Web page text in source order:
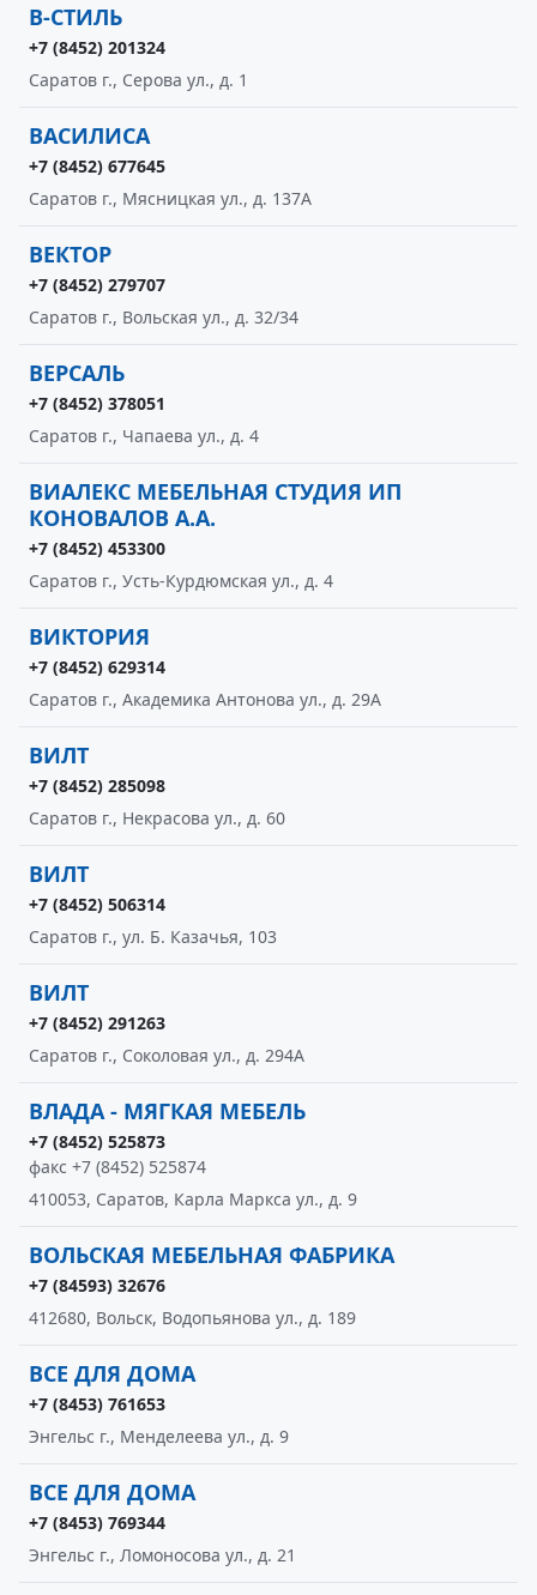
В-СТИЛЬ
+7 (8452) 201324
Саратов г., Серова ул., д. 1
ВАСИЛИСА
+7 (8452) 677645
Саратов г., Мясницкая ул., д. 137А
ВЕКТОР
+7 (8452) 279707
Саратов г., Вольская ул., д. 32/34
ВЕРСАЛЬ
+7 (8452) 378051
Саратов г., Чапаева ул., д. 4
ВИАЛЕКС МЕБЕЛЬНАЯ СТУДИЯ ИП
КОНОВАЛОВ А.А.
+7 (8452) 453300
Саратов г., Усть-Курдюмская ул., д. 4
ВИКТОРИЯ
+7 (8452) 629314
Саратов г., Академика Антонова ул., д. 29А
ВИЛТ
+7 (8452) 285098
Саратов г., Некрасова ул., д. 60
ВИЛТ
+7 (8452) 506314
Саратов г., ул. Б. Казачья, 103
ВИЛТ
+7 (8452) 291263
Саратов г., Соколовая ул., д. 294А
ВЛАДА - МЯГКАЯ МЕБЕЛЬ
+7 (8452) 525873
факс +7 (8452) 525874
410053, Саратов, Карла Маркса ул., д. 9
ВОЛЬСКАЯ МЕБЕЛЬНАЯ ФАБРИКА
+7 (84593) 32676
412680, Вольск, Водопьянова ул., д. 189
ВСЕ ДЛЯ ДОМА
+7 (8453) 761653
Энгельс г., Менделеева ул., д. 9
ВСЕ ДЛЯ ДОМА
+7 (8453) 769344
Энгельс г., Ломоносова ул., д. 21